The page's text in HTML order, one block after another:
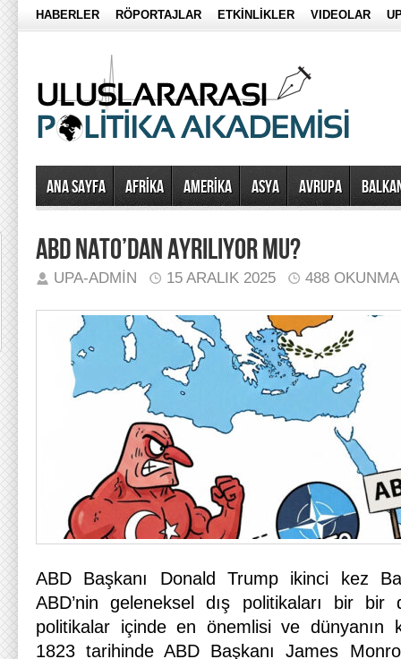
HABERLER RÖPORTAJLAR ETKİNLİKLER VIDEOLAR
Ana Sayfa AFRİKA AMERİKA ASYA AVRUPA
ABD NATO’DAN AYRILIYOR MU?
UPA-ADMIN 15 ARALIK 2025 488 OKUNMA
ABD Başkanı Donald Trump ikinci kez
ABD’nin geleneksel dış politikaları bir bir
politikalar içinde en önemlisi ve dünyanın
1823 tarihinde ABD Başkanı James